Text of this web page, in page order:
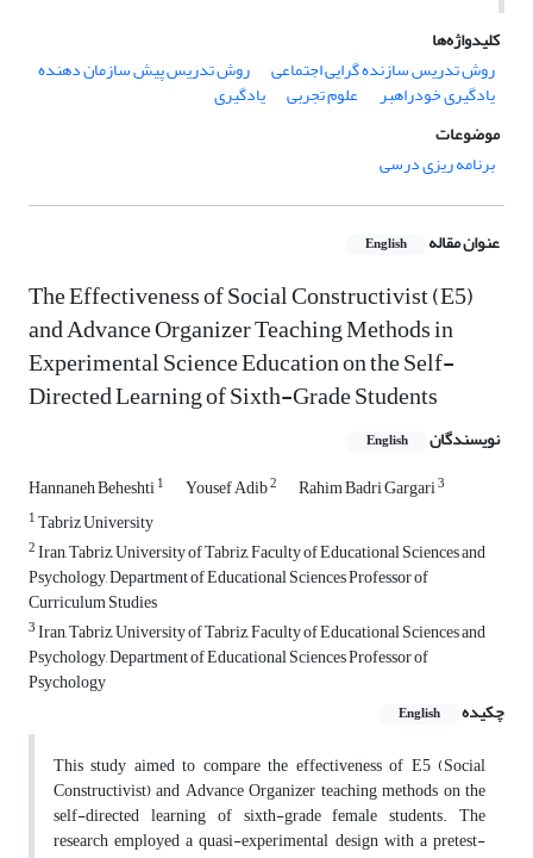
کلیدواژه‌ها
روش تدریس سازنده گرایی اجتماعی
روش تدریس پیش سازمان دهنده
یادگیری خودراهبر علوم تجربی
یادگیری
موضوعات
برنامه ریزی درسی
عنوان مقاله English
The Effectiveness of Social Constructivist (E5)
and Advance Organizer Teaching Methods in
Experimental Science Education on the Self-
Directed Learning of Sixth-Grade Students
نویسندگان English
Hannaneh Beheshti1 Yousef Adib2 Rahim Badri Gargari3
1Tabriz University
2Iran, Tabriz, University of Tabriz, Faculty of Educational Sciences and
Psychology, Department of Educational Sciences Professor of
Curriculum Studies
3Iran, Tabriz, University of Tabriz, Faculty of Educational Sciences and
Psychology, Department of Educational Sciences Professor of
Psychology
چکیده
English
This study aimed to compare the effectiveness of E5 (Social
Constructivist) and Advance Organizer teaching methods on the
self-directed learning of sixth-grade female students. The
research employed a quasi-experimental design with a pretest-